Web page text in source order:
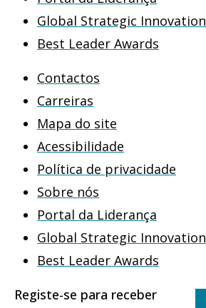
Global Strategic Innovation
Best Leader Awards
Contactos
Carreiras
Mapa do site
Acessibilidade
Política de privacidade
Sobre nós
Portal da Liderança
Global Strategic Innovation
Best Leader Awards
Registe-se para receber